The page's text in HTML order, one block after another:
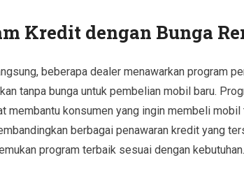
Kredit dengan Bunga
beberapa dealer menawarkan program
tanpa bunga untuk pembelian mobil baru.
membantu konsumen yang ingin membeli mobil
berbagai penawaran kredit yang
program terbaik sesuai dengan kebutuhan.